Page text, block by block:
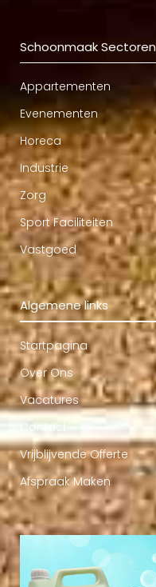
Schoonmaak Sectoren
Appartementen
Evenementen
Horeca
Industrie
Zorg
Sport Faciliteiten
Vastgoed
Algemene links
Startpagina
Over Ons
Vacatures
Contact
Vrijblijvende Offerte
Afspraak Maken